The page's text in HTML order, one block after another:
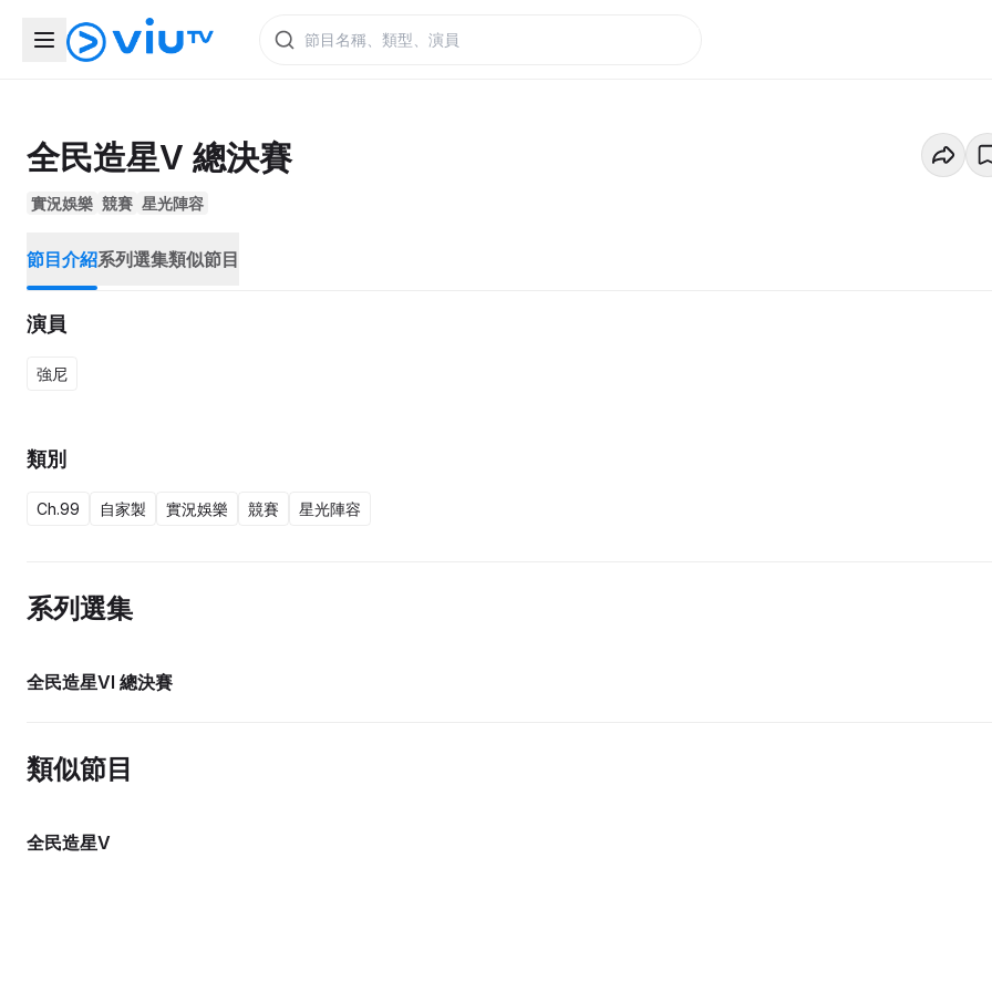
全民造星V 總決賽
實況娛樂 競賽 星光陣容
節目介紹系列選集類似節目
演員
強尼
類別
Ch.99 自家製 實況娛樂 競賽 星光陣容
系列選集
全民造星VI 總決賽
類似節目
全民造星V